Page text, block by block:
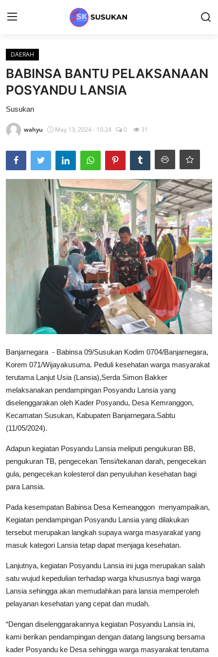
Login
Gallery
DAERAH
BABINSA BANTU PELAKSANAAN
POSYANDU LANSIA
Susukan
wahyu May 13, 2024 - 10:24 0 31
Banjarnegara - Babinsa 09/Susukan Kodim 0704/Banjarnegara,
Korem 071/Wijayakusuma. Peduli kesehatan warga masyarakat
terutama Lanjut Usia (Lansia),Serda Simon Bakker
melaksanakan pendampingan Posyandu Lansia yang
diselenggarakan oleh Kader Posyandu, Desa Kemranggon,
Kecamatan Susukan, Kabupaten Banjarnegara.Sabtu
(11/05/2024).
Adapun kegiatan Posyandu Lansia meliputi pengukuran BB,
pengukuran TB, pengecekan Tensi/tekanan darah, pengecekan
gula, pengecekan kolesterol dan penyuluhan kesehatan bagi
para Lansia.
Pada kesempatan Babinsa Desa Kemeanggon menyampaikan,
Kegiatan pendampingan Posyandu Lansia yang dilakukan
tersebut merupakan langkah supaya warga masyarakat yang
masuk kategori Lansia tetap dapat menjaga kesehatan.
Lanjutnya, kegiatan Posyandu Lansia ini juga merupakan salah
satu wujud kepedulian terhadap warga khususnya bagi warga
Lansia sehingga akan memudahkan para lansia memperoleh
pelayanan kesehatan yang cepat dan mudah.
“Dengan diselenggarakannya kegiatan Posyandu Lansia ini,
kami berikan pendampingan dengan datang langsung bersama
kader Posyandu ke Desa sehingga warga masyarakat terutama